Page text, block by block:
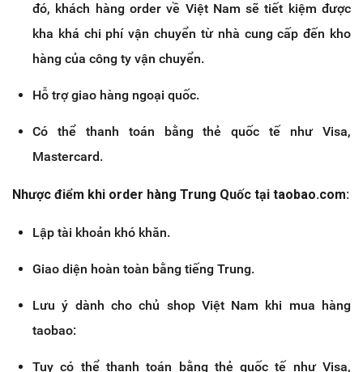
đó, khách hàng order về Việt Nam sẽ tiết kiệm được
kha khá chi phí vận chuyển từ nhà cung cấp đến kho
hàng của công ty vận chuyển.
Hỗ trợ giao hàng ngoại quốc.
Có thể thanh toán bằng thẻ quốc tế như Visa,
Mastercard.
Nhược điểm khi order hàng Trung Quốc tại taobao.com:
Lập tài khoản khó khăn.
Giao diện hoàn toàn bằng tiếng Trung.
Lưu ý dành cho chủ shop Việt Nam khi mua hàng
taobao:
Tuy có thể thanh toán bằng thẻ quốc tế như Visa,